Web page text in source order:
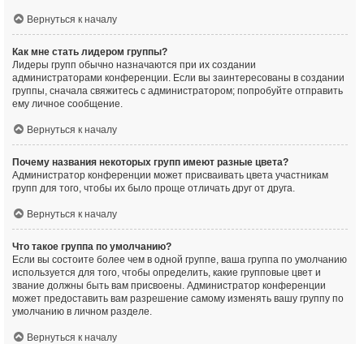
Вернуться к началу
Как мне стать лидером группы?
Лидеры групп обычно назначаются при их создании
администраторами конференции. Если вы заинтересованы в создании
группы, сначала свяжитесь с администратором; попробуйте отправить
ему личное сообщение.
Вернуться к началу
Почему названия некоторых групп имеют разные цвета?
Администратор конференции может присваивать цвета участникам
групп для того, чтобы их было проще отличать друг от друга.
Вернуться к началу
Что такое группа по умолчанию?
Если вы состоите более чем в одной группе, ваша группа по умолчанию
используется для того, чтобы определить, какие групповые цвет и
звание должны быть вам присвоены. Администратор конференции
может предоставить вам разрешение самому изменять вашу группу по
умолчанию в личном разделе.
Вернуться к началу